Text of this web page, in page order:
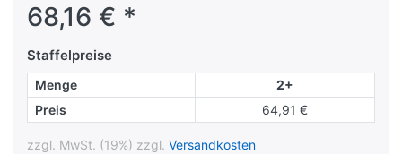
68,16 € *
Staffelpreise
Menge
2+
Preis
64,91 €
zzgl. MwSt. (19%) zzgl. Versandkosten